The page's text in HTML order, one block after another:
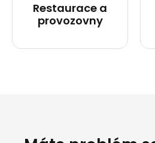
Restaurace a
provozovny